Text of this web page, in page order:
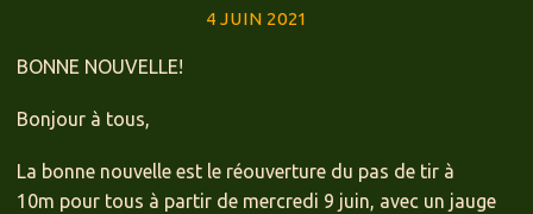
4 JUIN 2021
BONNE NOUVELLE!
Bonjour à tous,
La bonne nouvelle est le réouverture du pas de tir à
10m pour tous à partir de mercredi 9 juin, avec un jauge